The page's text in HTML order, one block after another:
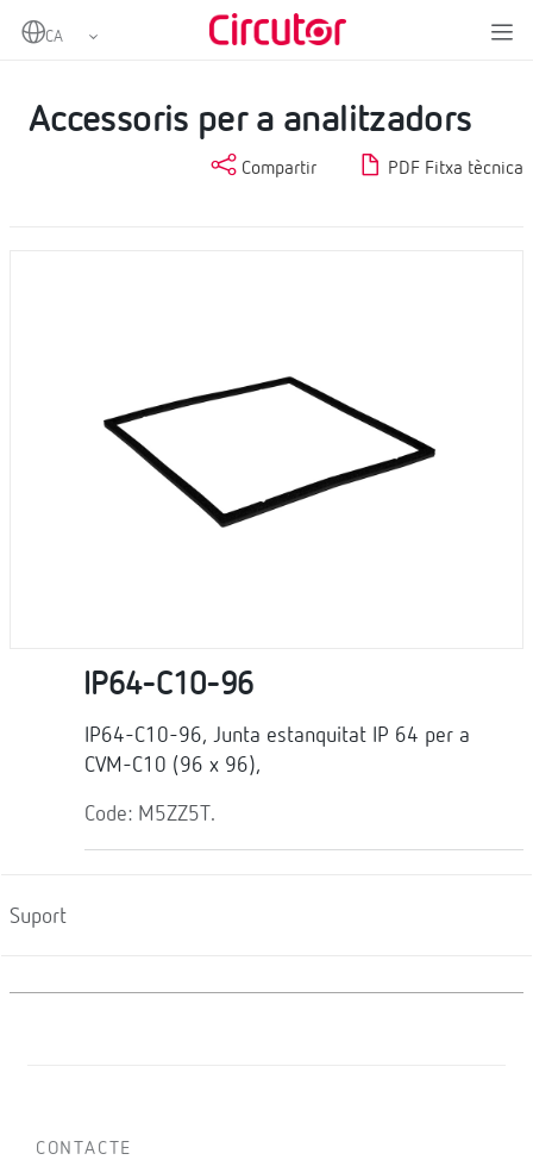
Home Mesurament i control
Analitzadors de xarxes fixos
Accessoris per a analitzadors
Compartir PDF Fitxa tècnica
IP64-C10-96
IP64-C10-96, Junta estanquitat IP 64 per a
CVM-C10 (96 x 96),
Code: M5ZZ5T.
Suport
CONTACTE